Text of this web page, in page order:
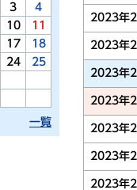
3
4
10
11
17
18
24
25
一覧
2023年
2023年
2023年
2023年
2023年
2023年
2023年